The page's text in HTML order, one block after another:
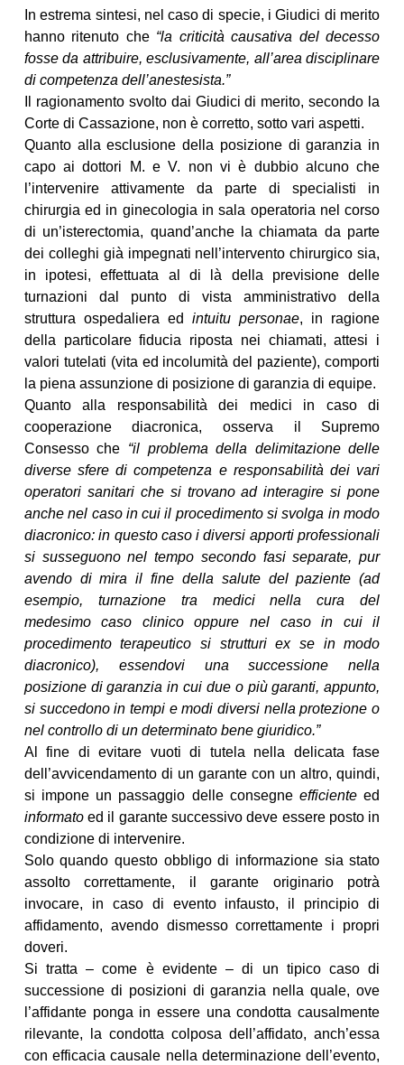
In estrema sintesi, nel caso di specie, i Giudici di merito
hanno ritenuto che “la criticità causativa del decesso
fosse da attribuire, esclusivamente, all’area disciplinare
di competenza dell’anestesista.”
Il ragionamento svolto dai Giudici di merito, secondo la
Corte di Cassazione, non è corretto, sotto vari aspetti.
Quanto alla esclusione della posizione di garanzia in
capo ai dottori M. e V. non vi è dubbio alcuno che
l’intervenire attivamente da parte di specialisti in
chirurgia ed in ginecologia in sala operatoria nel corso
di un’isterectomia, quand’anche la chiamata da parte
dei colleghi già impegnati nell’intervento chirurgico sia,
in ipotesi, effettuata al di là della previsione delle
turnazioni dal punto di vista amministrativo della
struttura ospedaliera ed intuitu personae, in ragione
della particolare fiducia riposta nei chiamati, attesi i
valori tutelati (vita ed incolumità del paziente), comporti
la piena assunzione di posizione di garanzia di equipe.
Quanto alla responsabilità dei medici in caso di
cooperazione diacronica, osserva il Supremo
Consesso che “il problema della delimitazione delle
diverse sfere di competenza e responsabilità dei vari
operatori sanitari che si trovano ad interagire si pone
anche nel caso in cui il procedimento si svolga in modo
diacronico: in questo caso i diversi apporti professionali
si susseguono nel tempo secondo fasi separate, pur
avendo di mira il fine della salute del paziente (ad
esempio, turnazione tra medici nella cura del
medesimo caso clinico oppure nel caso in cui il
procedimento terapeutico si strutturi ex se in modo
diacronico), essendovi una successione nella
posizione di garanzia in cui due o più garanti, appunto,
si succedono in tempi e modi diversi nella protezione o
nel controllo di un determinato bene giuridico.”
Al fine di evitare vuoti di tutela nella delicata fase
dell’avvicendamento di un garante con un altro, quindi,
si impone un passaggio delle consegne efficienteed
informatoed il garante successivo deve essere posto in
condizione di intervenire.
Solo quando questo obbligo di informazione sia stato
assolto correttamente, il garante originario potrà
invocare, in caso di evento infausto, il principio di
affidamento, avendo dismesso correttamente i propri
doveri.
Si tratta – come è evidente – di un tipico caso di
successione di posizioni di garanzia nella quale, ove
l’affidante ponga in essere una condotta causalmente
rilevante, la condotta colposa dell’affidato, anch’essa
con efficacia causale nella determinazione dell’evento,